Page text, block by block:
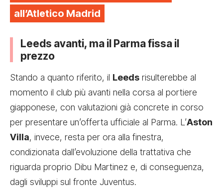
all’Atletico Madrid
Leeds avanti, ma il Parma fissa il
prezzo
Stando a quanto riferito, il Leeds risulterebbe al
momento il club più avanti nella corsa al portiere
giapponese, con valutazioni già concrete in corso
per presentare un’offerta ufficiale al Parma. L’Aston
Villa, invece, resta per ora alla finestra,
condizionata dall’evoluzione della trattativa che
riguarda proprio Dibu Martinez e, di conseguenza,
dagli sviluppi sul fronte Juventus.